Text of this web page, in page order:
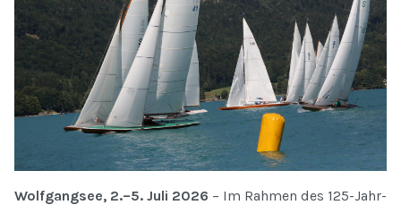
Wolfgangsee, 2.–5. Juli 2026 – Im Rahmen des 125-Jahr-